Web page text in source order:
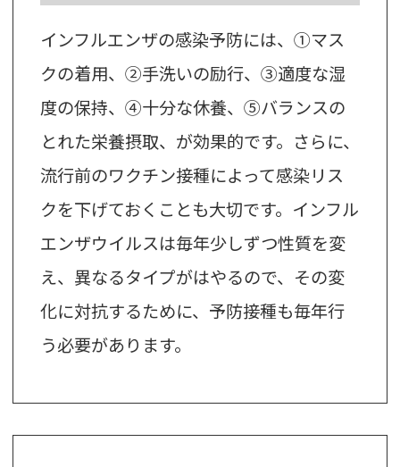
インフルエンザの感染予防には、①マス
クの着用、②手洗いの励行、③適度な湿
度の保持、④十分な休養、⑤バランスの
とれた栄養摂取、が効果的です。さらに、
流行前のワクチン接種によって感染リス
クを下げておくことも大切です。インフル
エンザウイルスは毎年少しずつ性質を変
え、異なるタイプがはやるので、その変
化に対抗するために、予防接種も毎年行
う必要があります。